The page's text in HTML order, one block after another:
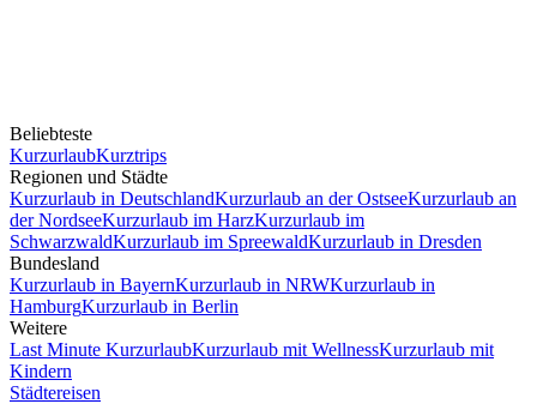
Beliebteste
KurzurlaubKurztrips
Regionen und Städte
Kurzurlaub in DeutschlandKurzurlaub an der OstseeKurzurlaub an
der NordseeKurzurlaub im HarzKurzurlaub im
SchwarzwaldKurzurlaub im SpreewaldKurzurlaub in Dresden
Bundesland
Kurzurlaub in BayernKurzurlaub in NRWKurzurlaub in
HamburgKurzurlaub in Berlin
Weitere
Last Minute KurzurlaubKurzurlaub mit WellnessKurzurlaub mit
Kindern
Städtereisen